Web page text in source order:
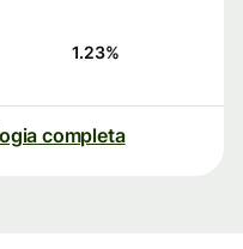
1.23%
completa